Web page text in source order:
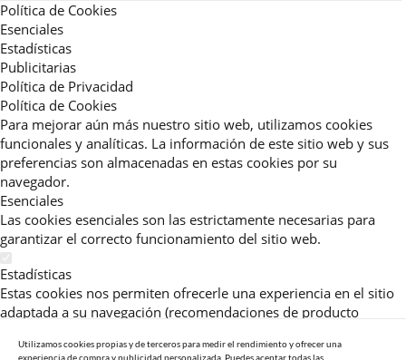
Política de Cookies
Esenciales
Estadísticas
Publicitarias
Política de Privacidad
Política de Cookies
Para mejorar aún más nuestro sitio web, utilizamos cookies
funcionales y analíticas. La información de este sitio web y sus
preferencias son almacenadas en estas cookies por su
navegador.
Esenciales
Las cookies esenciales son las estrictamente necesarias para
garantizar el correcto funcionamiento del sitio web.
Estadísticas
Estas cookies nos permiten ofrecerle una experiencia en el sitio
adaptada a su navegación (recomendaciones de producto
consultadas, etc).Al activar esta cookie, nos ayuda a mejorar aún
Utilizamos cookies propias y de terceros para medir el rendimiento y ofrecer una
experiencia de compra y publicidad personalizada. Puedes aceptar todas las